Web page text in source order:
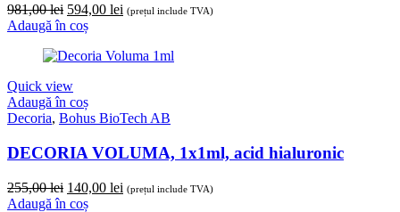
981,00lei Prețul
inițial
fost:
594,00 lei Prețul
594,00 lei.
(prețul include TVA)
Adaugă în coș
Quick view
Adaugă în coș
Decoria, Bohus BioTech AB
DECORIA VOLUMA, 1x1ml, acid hialuronic
255,00lei Prețul
inițial
140,00 lei Prețul
(prețul include TVA)
Adaugă în coș